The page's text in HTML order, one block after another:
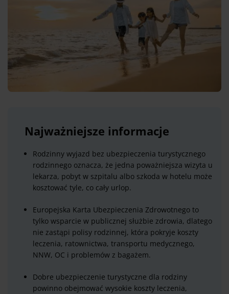
Najważniejsze informacje
Rodzinny wyjazd bez ubezpieczenia turystycznego
rodzinnego oznacza, że jedna poważniejsza wizyta u
lekarza, pobyt w szpitalu albo szkoda w hotelu może
kosztować tyle, co cały urlop.
Europejska Karta Ubezpieczenia Zdrowotnego to
tylko wsparcie w publicznej służbie zdrowia, dlatego
nie zastąpi polisy rodzinnej, która pokryje koszty
leczenia, ratownictwa, transportu medycznego,
NNW, OC i problemów z bagażem.
Dobre ubezpieczenie turystyczne dla rodziny
powinno obejmować wysokie koszty leczenia,